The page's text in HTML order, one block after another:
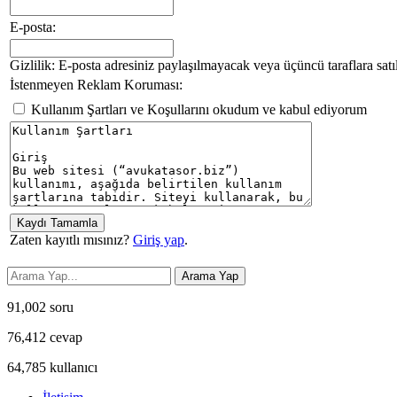
E-posta:
Gizlilik: E-posta adresiniz paylaşılmayacak veya üçüncü taraflara
İstenmeyen Reklam Koruması:
Kullanım Şartları ve Koşullarını okudum ve kabul ediyorum
Zaten kayıtlı mısınız? Giriş yap.
91,002 soru
76,412 cevap
64,785 kullanıcı